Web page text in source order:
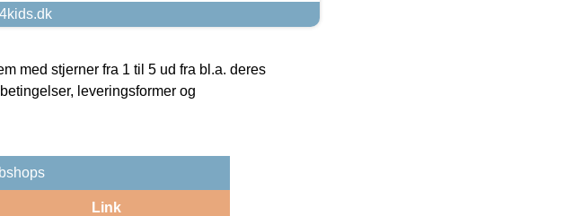
med stjerner fra 1 til 5 ud fra bl.a. deres
leveringsformer og
Link